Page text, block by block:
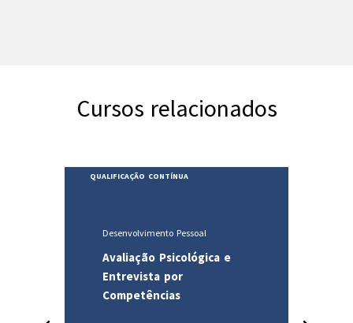
Cursos relacionados
QUALIFICAÇÃO CONTÍNUA
Línguas e Cultura
Alemão - Nível A1 a B2